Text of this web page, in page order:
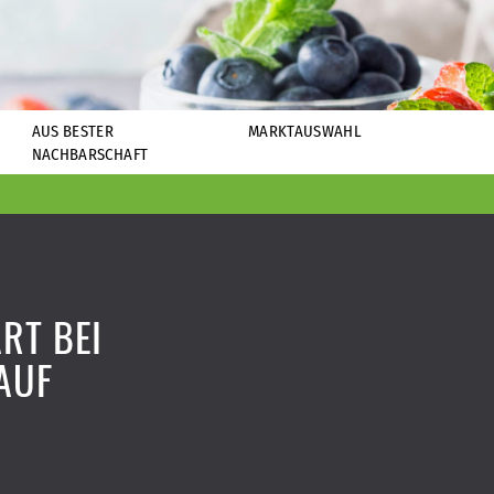
AUS BESTER
NACHBARSCHAFT
MARKTAUSWAHL
BEI